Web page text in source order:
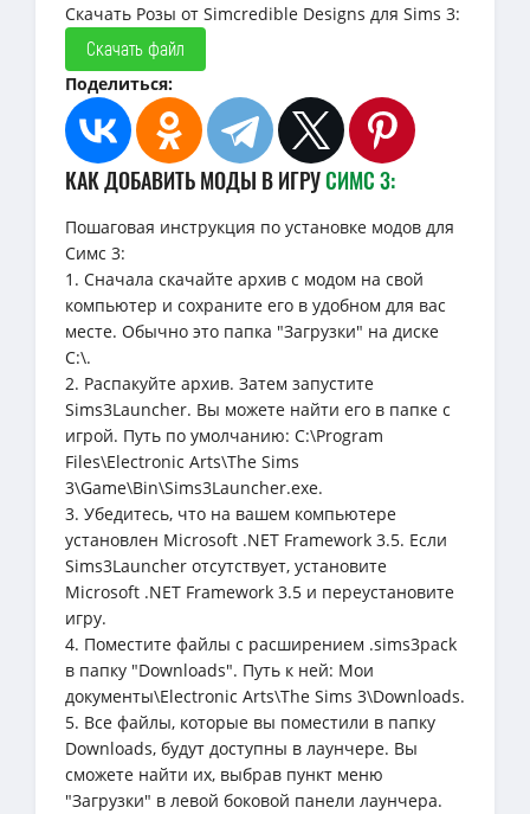
Скачать Розы от Simcredible Designs для Sims 3:
Скачать файл
Поделиться:
КАК ДОБАВИТЬ МОДЫ В ИГРУСИМС 3:
Пошаговая инструкция по установке модов для
Симс 3:
1. Сначала скачайте архив с модом на свой
компьютер и сохраните его в удобном для вас
месте. Обычно это папка "Загрузки" на диске
C:\.
2. Распакуйте архив. Затем запустите
Sims3Launcher. Вы можете найти его в папке с
игрой. Путь по умолчанию: C:\Program
Files\Electronic Arts\The Sims
3\Game\Bin\Sims3Launcher.exe.
3. Убедитесь, что на вашем компьютере
установлен Microsoft .NET Framework 3.5. Если
Sims3Launcher отсутствует, установите
Microsoft .NET Framework 3.5 и переустановите
игру.
4. Поместите файлы с расширением .sims3pack
в папку "Downloads". Путь к ней: Мои
документы\Electronic Arts\The Sims 3\Downloads.
5. Все файлы, которые вы поместили в папку
Downloads, будут доступны в лаунчере. Вы
сможете найти их, выбрав пункт меню
"Загрузки" в левой боковой панели лаунчера.